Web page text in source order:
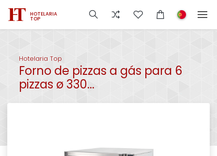
HOTELARIA
TOP
Hotelaria Top
Forno de pizzas a gás para 6
pizzas ø 330...